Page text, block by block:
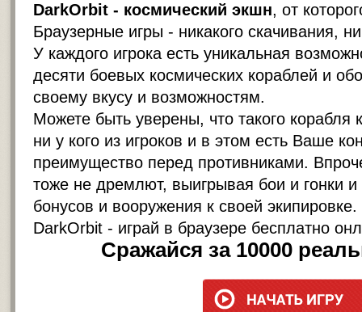
DarkOrbit - космический экшн, от
Браузерные игры - никакого скачивания,
У каждого игрока есть уникальная
десяти боевых космических кораблей и
своему вкусу и возможностям.
Можете быть уверены, что такого корабля
ни у кого из игроков и в этом есть Ваше
преимущество перед противниками.
тоже не дремлют, выигрывая бои и гонки
бонусов и вооружения к своей экипировке.
DarkOrbit - играй в браузере бесплатно
Сражайся за 10000